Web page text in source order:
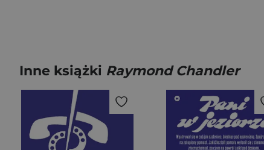
Inne książki Raymond Chandler